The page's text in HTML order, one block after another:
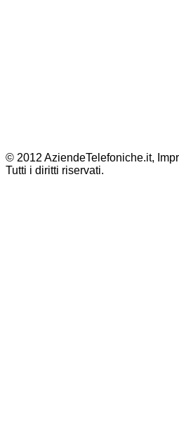
© 2012 AziendeTelefoniche.it,
Tutti i diritti riservati.